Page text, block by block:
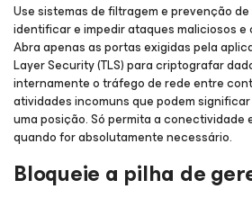
Use sistemas de filtragem e prevenção
identificar e impedir ataques maliciosos
Abra apenas as portas exigidas pela
Layer Security (TLS) para criptografar
internamente o tráfego de rede entre
atividades incomuns que podem
uma posição. Só permita a
quando for absolutamente necessário.
Bloqueie a pilha de